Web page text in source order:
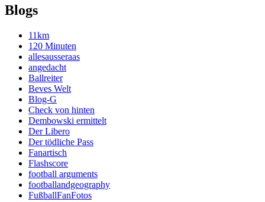
Blogs
11km
120 Minuten
allesausseraas
angedacht
Ballreiter
Beves Welt
Blog-G
Check von hinten
Dembowski ermittelt
Der Libero
Der tödliche Pass
Fanartisch
Flashscore
football arguments
footballandgeography
FußballFanFotos